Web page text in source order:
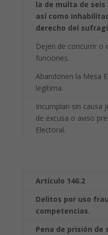
la de multa de
así como
derecho del
Dejen de concurrir o
funciones.
Abandonen la Mesa
legítima.
Incumplan sin causa
de excusa o aviso
Electoral.
Artículo 146.2
Delitos por uso
competencias.
Pena de prisión de